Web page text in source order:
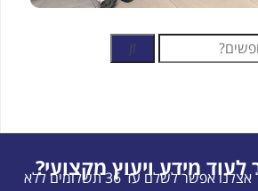
לעוד מידע ויעוץ מקצועי?
אולי לא ידעתם – אבל אצלנו אפשר לשלם עד 36 תשלומים ללא